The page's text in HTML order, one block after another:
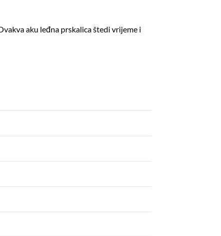
aku leđna prskalica štedi vrijeme i